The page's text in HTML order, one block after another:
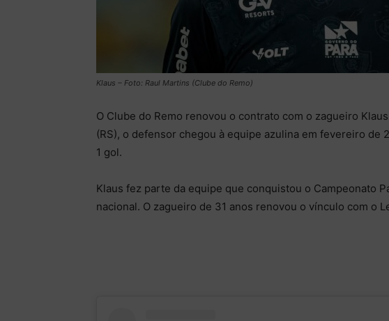
Klaus – Foto: Raul Martins (Clube do Remo)
O Clube do Remo renovou o contrato com o zagueiro
(RS), o defensor chegou à equipe azulina em fevereiro de
1 gol.
Klaus fez parte da equipe que conquistou o Campeonato
nacional. O zagueiro de 31 anos renovou o vínculo com o